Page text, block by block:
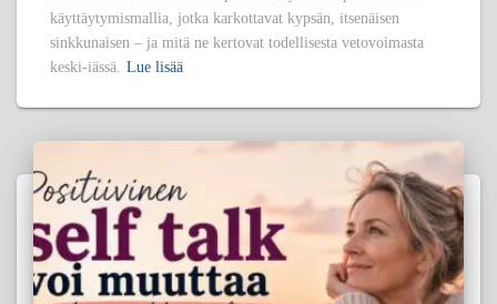
käyttäytymismallia, jotka karkottavat kypsän, itsenäisen
sinkkunaisen – ja mitä ne kertovat todellisesta vetovoimasta
keski-iässä.
Lue lisää